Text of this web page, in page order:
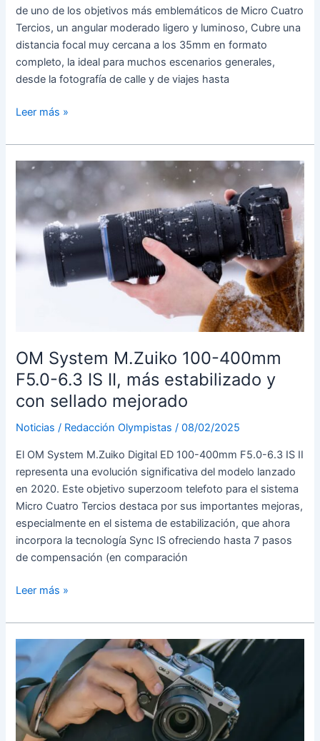
de uno de los objetivos más emblemáticos de Micro Cuatro
Tercios, un angular moderado ligero y luminoso, Cubre una
distancia focal muy cercana a los 35mm en formato
completo, la ideal para muchos escenarios generales,
desde la fotografía de calle y de viajes hasta
OM
M.
Zuiko
17mm
f/1.8
renovación
con
mejor
construcción,
parasol
de
serie
Leer más »
OM System M.Zuiko 100-400mm
F5.0-6.3 IS II, más estabilizado y
con sellado mejorado
Noticias / Redacción Olympistas/08/02/2025
El OM System M.Zuiko Digital ED 100-400mm F5.0-6.3 IS II
representa una evolución significativa del modelo lanzado
en 2020. Este objetivo superzoom telefoto para el sistema
Micro Cuatro Tercios destaca por sus importantes mejoras,
especialmente en el sistema de estabilización, que ahora
incorpora la tecnología Sync IS ofreciendo hasta 7 pasos
de compensación (en comparación
OM
M.Zuiko
100-
400mm
F5.0-
6.3
IS
II,
Leer más »